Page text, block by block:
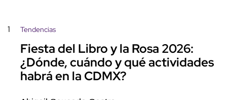
1 Tendencias
Fiesta del Libro y la Rosa 2026:
¿Dónde, cuándo y qué actividades
habrá en la CDMX?